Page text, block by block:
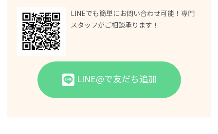
LINEでも簡単にお問い合わせ可能！専門
スタッフがご相談承ります！
LINE@で友だち追加